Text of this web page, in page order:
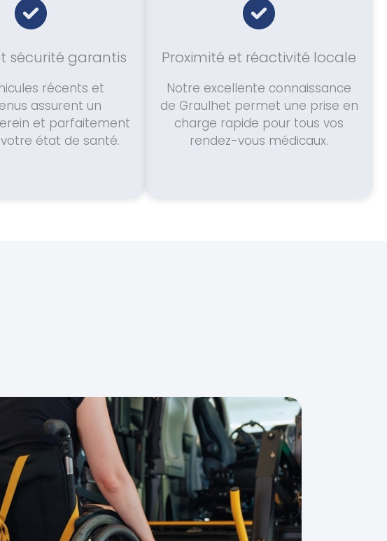
sécurité garantis
récents et
assurent un
et parfaitement
état de santé.
Proximité et réactivité locale
Notre excellente connaissance
de Graulhet permet une prise en
charge rapide pour tous vos
rendez-vous médicaux.